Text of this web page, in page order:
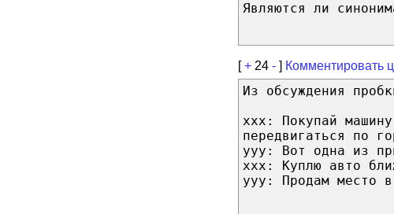
Являются ли
[+ 24 - ] Комментировать
Из обсуждения
xxx: Покупай
передвигаться по
yyy: Вот одна из
xxx: Куплю авто
yyy: Продам место в